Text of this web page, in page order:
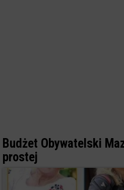
Budżet Obywatelski
prostej